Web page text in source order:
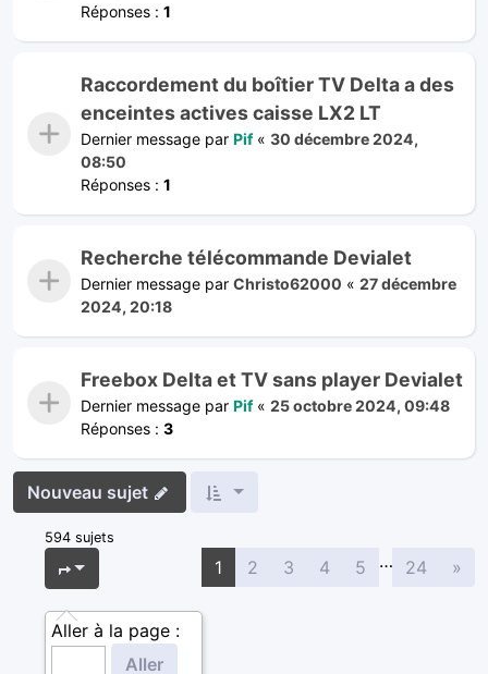
Réponses : 1
Raccordement du boîtier TV Delta a des
enceintes actives caisse LX2 LT
Dernier message par Pif« 30 décembre 2024,
08:50
Réponses : 1
Recherche télécommande Devialet
Dernier message par Christo62000 « 27 décembre
2024, 20:18
Freebox Delta et TV sans player Devialet
Dernier message par Pif« 25 octobre 2024, 09:48
Réponses : 3
Nouveau sujet
594 sujets
Page
Aller à la page :
1 2 3 4 5 … 24 »